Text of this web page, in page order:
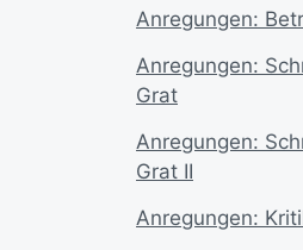
Anregungen:
Anregungen:
Grat
Anregungen:
Grat II
Anregungen: